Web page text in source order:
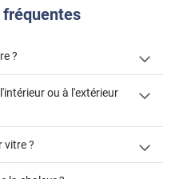
?
ou à l'extérieur
vitre ?
bonne restitution des